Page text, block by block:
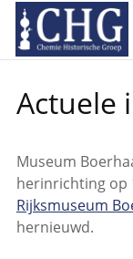
links
over
naar
de
Spring
naar
het
menu
Actuele
Museum
herinrichting op
Rijksmuseum
hernieuwd.